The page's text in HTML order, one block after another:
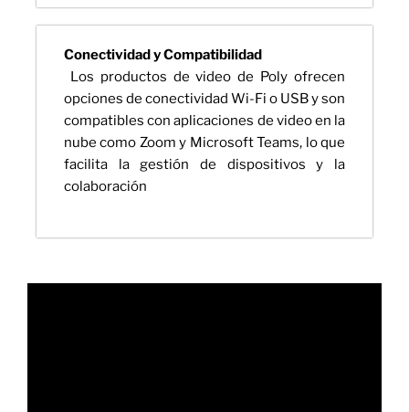
Conectividad y Compatibilidad
Los productos de video de Poly ofrecen
opciones de conectividad Wi-Fi o USB y son
compatibles con aplicaciones de video en la
nube como Zoom y Microsoft Teams, lo que
facilita la gestión de dispositivos y la
colaboración